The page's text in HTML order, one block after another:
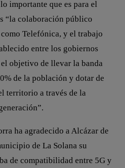
importante que es para el
“la colaboración público
Telefónica, y el trabajo
entre los gobiernos
objetivo de llevar la banda
de la población y dotar de
territorio a través de la
ha agradecido a Alcázar de
de La Solana su
de compatibilidad entre 5G y